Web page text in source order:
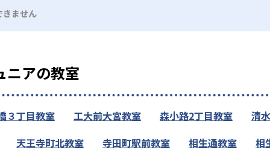
きません
ニアの教室
３丁目教室 工大前大宮教室 森小路2丁目教室
清
天王寺町北教室
寺田町駅前教室 相生通教室
相